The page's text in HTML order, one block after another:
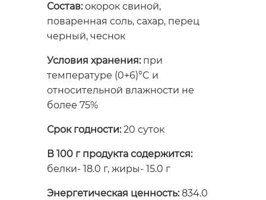
Состав:окорок свиной,
поваренная соль, сахар, перец
черный, чеснок
Условия хранения: при
температуре (0+6)°C и
относительной влажности не
более 75%
Срок годности:20 суток
В 100 г продукта содержится:
белки- 18.0 г, жиры- 15.0 г
Энергетическая ценность:834.0